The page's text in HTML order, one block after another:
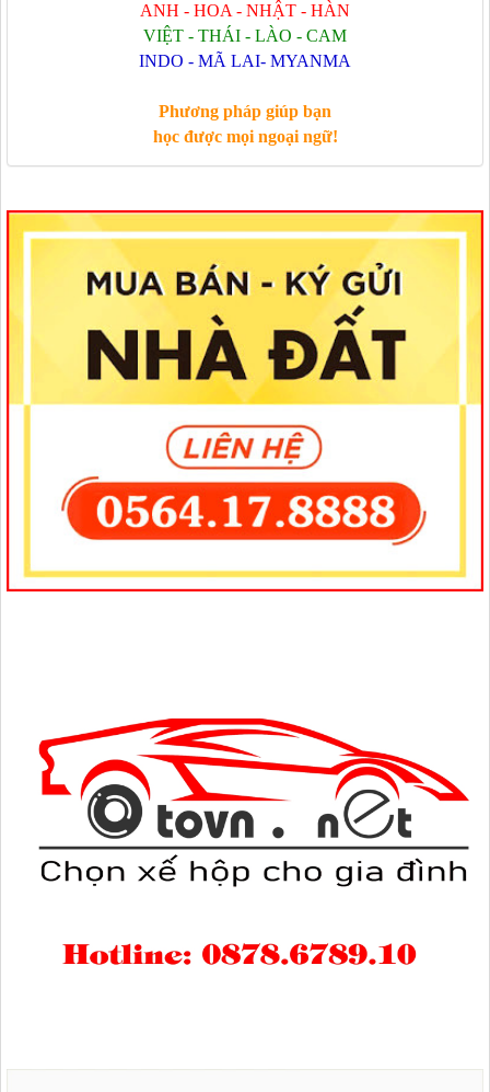
ANH - HOA - NHẬT - HÀN
VIỆT - THÁI - LÀO - CAM
INDO - MÃ LAI- MYANMA
Phương pháp giúp bạn
học được mọi ngoại ngữ!